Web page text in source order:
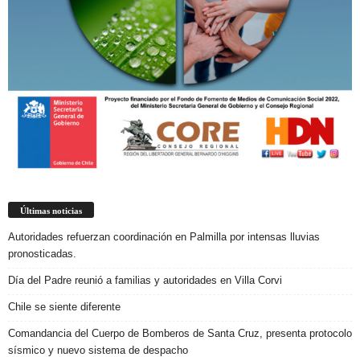
Últimas noticias
Autoridades refuerzan coordinación en Palmilla por intensas lluvias
pronosticadas.
Día del Padre reunió a familias y autoridades en Villa Corvi
Chile se siente diferente
Comandancia del Cuerpo de Bomberos de Santa Cruz, presenta protocolo
sísmico y nuevo sistema de despacho